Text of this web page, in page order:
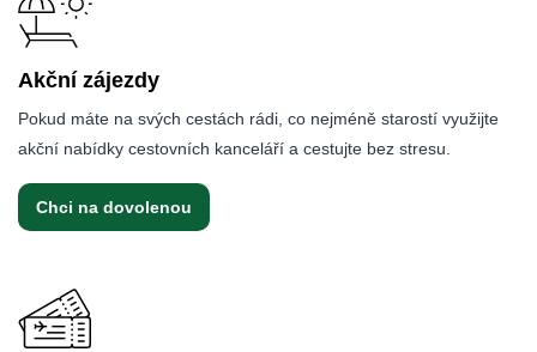
Akční zájezdy
Pokud máte na svých cestách rádi, co nejméně starostí využijte
akční nabídky cestovních kanceláří a cestujte bez stresu.
Chci na dovolenou